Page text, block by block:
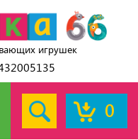
игрушек
0